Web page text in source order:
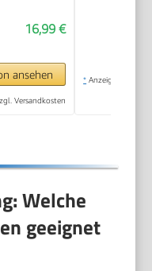
with LED
16,99 €
ansehen
Versandkosten
* Anzeige
Welche
geeignet